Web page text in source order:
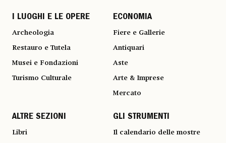
I LUOGHI E LE OPERE
Archeologia
Restauro e Tutela
Musei e Fondazioni
Turismo Culturale
ECONOMIA
Fiere e Gallerie
Antiquari
Aste
Arte & Imprese
Mercato
ALTRE SEZIONI
Libri
GLI STRUMENTI
Il calendario delle mostre